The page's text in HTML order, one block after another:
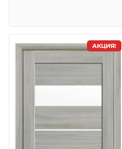
АКЦИЯ!